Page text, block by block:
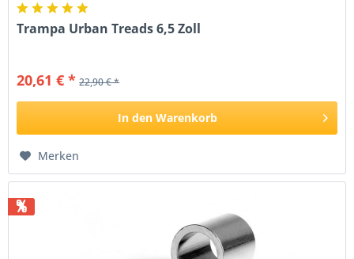
Trampa Urban Treads 6,5 Zoll
20,61 € * 22,90 € *
In den Warenkorb
Merken
%